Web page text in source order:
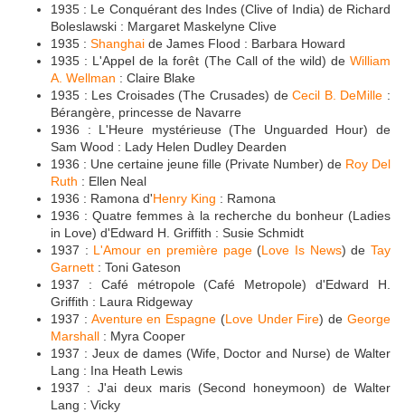
1935 : Le Conquérant des Indes (Clive of India) de Richard
Boleslawski : Margaret Maskelyne Clive
1935 : Shanghai de James Flood : Barbara Howard
1935 : L'Appel de la forêt (The Call of the wild) de William
A. Wellman : Claire Blake
1935 : Les Croisades (The Crusades) deCecil B. DeMille :
Bérangère, princesse de Navarre
1936 : L'Heure mystérieuse (The Unguarded Hour) de
Sam Wood : Lady Helen Dudley Dearden
1936 : Une certaine jeune fille (Private Number) de Roy Del
Ruth : Ellen Neal
1936 : Ramona d'Henry King : Ramona
1936 : Quatre femmes à la recherche du bonheur (Ladies
in Love) d'Edward H. Griffith : Susie Schmidt
1937 : L'Amour en première page(Love Is News) deTay
Garnett : Toni Gateson
1937 : Café métropole (Café Metropole) d'Edward H.
Griffith : Laura Ridgeway
1937 : Aventure en Espagne (Love Under Fire) deGeorge
Marshall : Myra Cooper
1937 : Jeux de dames (Wife, Doctor and Nurse) de Walter
Lang : Ina Heath Lewis
1937 : J'ai deux maris (Second honeymoon) de Walter
Lang : Vicky